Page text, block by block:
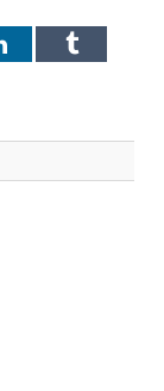
LinkedInTumblr